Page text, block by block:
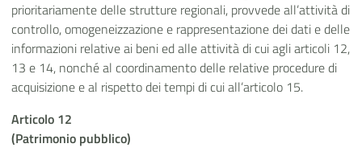
prioritariamente delle strutture regionali, provvede all’attività di
controllo, omogeneizzazione e rappresentazione dei dati e delle
informazioni relative ai beni ed alle attività di cui agli articoli 12,
13 e 14, nonché al coordinamento delle relative procedure di
acquisizione e al rispetto dei tempi di cui all’articolo 15.
Articolo 12
(Patrimonio pubblico)